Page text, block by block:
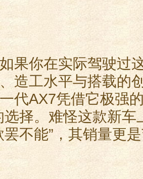
你在实际驾驶过这
造工水平与搭载的
代AX7凭借它极强
选择。难怪这款新
罢不能”，其销量更